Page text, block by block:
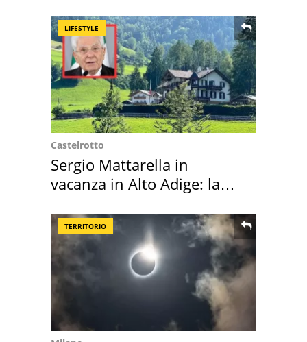
LIFESTYLE
Castelrotto
Sergio Mattarella in
vacanza in Alto Adige: la
TERRITORIO